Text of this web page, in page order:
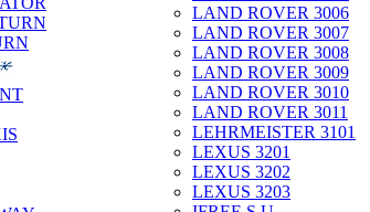
LAND ROVER 3006
LAND ROVER 3007
LAND ROVER 3008
LAND ROVER 3009
LAND ROVER 3010
LAND ROVER 3011
LEHRMEISTER 3101
LEXUS 3201
LEXUS 3202
LEXUS 3203